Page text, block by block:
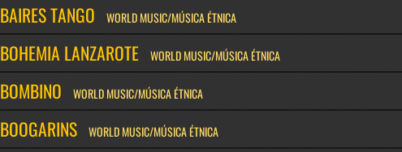
BAIRES TANGO WORLD MUSIC/MÚSICA ÉTNICA
BOHEMIA LANZAROTE WORLD MUSIC/MÚSICA ÉTNICA
BOMBINO WORLD MUSIC/MÚSICA ÉTNICA
BOOGARINS WORLD MUSIC/MÚSICA ÉTNICA